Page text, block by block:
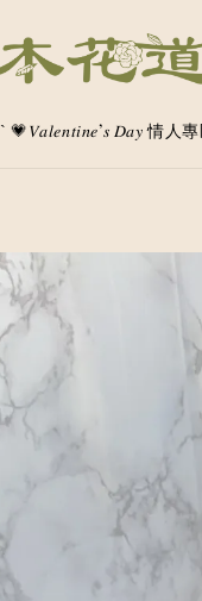
ˏˋ 💗𝑉𝑎𝑙𝑒𝑛𝑡𝑖𝑛𝑒’𝑠 𝐷𝑎𝑦 情人專